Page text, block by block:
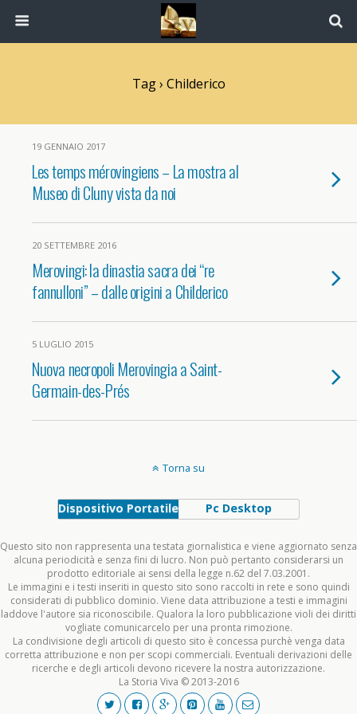
Tag › Childerico
19 GENNAIO 2017
Les temps mérovingiens – La mostra al
Museo di Cluny vista da noi
20 SETTEMBRE 2016
Merovingi: la dinastia sacra dei “re
fannulloni” – dalle origini a Childerico
5 LUGLIO 2015
Nuova necropoli Merovingia a Saint-
Germain-des-Prés
Torna su
Dispositivo Portatile Pc Desktop
Questo sito non rappresenta una testata giornalistica e viene aggiornato senza
alcuna periodicità e senza fini di lucro. Non può pertanto considerarsi un
prodotto editoriale ai sensi della legge n.62 del 7.03.2001.
Le immagini e i testi inseriti in questo sito sono raccolti in rete e sono quindi
considerati di pubblico dominio. Viene data attribuzione a testi e immagini
laddove l'autore sia riconoscibile. Qualora la loro pubblicazione violi dei diritti
vogliate comunicarcelo per una pronta rimozione.
La condivisione degli articoli di questo sito è concessa purchè venga data
corretta attribuzione e non per scopi commerciali. Eventuali derivazioni delle
ricerche e degli articoli devono ricevere la nostra autorizzazione.
La Storia Viva © 2013-2016